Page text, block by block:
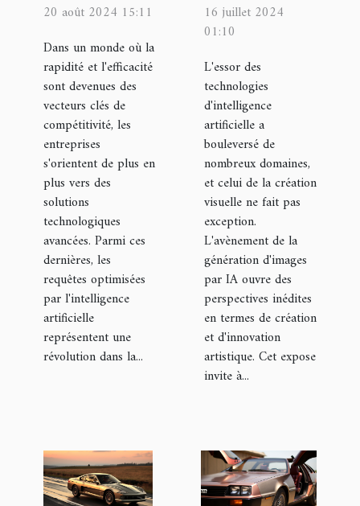
IA peuvent
transformer
les
opérations
d'entreprise
20 août 2024 15:11
Dans un monde où la
rapidité et l'efficacité
sont devenues des
vecteurs clés de
compétitivité, les
entreprises
s'orientent de plus en
plus vers des
solutions
technologiques
avancées. Parmi ces
dernières, les
requêtes optimisées
par l'intelligence
artificielle
représentent une
révolution dans la...
d'images
potentiel et
processus
créatif
16 juillet 2024
01:10
L'essor des
technologies
d'intelligence
artificielle a
bouleversé de
nombreux domaines,
et celui de la création
visuelle ne fait pas
exception.
L'avènement de la
génération d'images
par IA ouvre des
perspectives inédites
en termes de création
et d'innovation
artistique. Cet expose
invite à...